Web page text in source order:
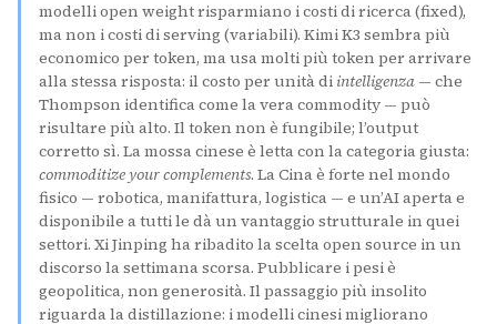
modelli open weight risparmiano i costi di ricerca (fixed),
ma non i costi di serving (variabili). Kimi K3 sembra più
economico per token, ma usa molti più token per arrivare
alla stessa risposta: il costo per unità diintelligenza — che
Thompson identifica come la vera commodity — può
risultare più alto. Il token non è fungibile; l’output
corretto sì. La mossa cinese è letta con la categoria giusta:
commoditize your complements. La Cina è forte nel mondo
fisico — robotica, manifattura, logistica — e un’AI aperta e
disponibile a tutti le dà un vantaggio strutturale in quei
settori. Xi Jinping ha ribadito la scelta open source in un
discorso la settimana scorsa. Pubblicare i pesi è
geopolitica, non generosità. Il passaggio più insolito
riguarda la distillazione: i modelli cinesi migliorano